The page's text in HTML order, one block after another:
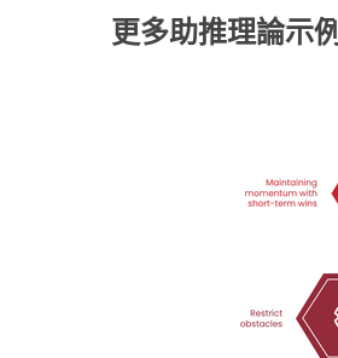
更多助推理論示